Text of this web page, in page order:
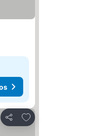
Compartir
Añadir a favoritos